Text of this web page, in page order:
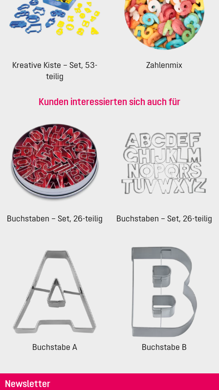
Kreative Kiste – Set, 53-
teilig
Zahlenmix
Kunden interessierten sich auch für
Buchstaben – Set, 26-teilig Buchstaben – Set, 26-teilig
Buchstabe A Buchstabe B
Newsletter